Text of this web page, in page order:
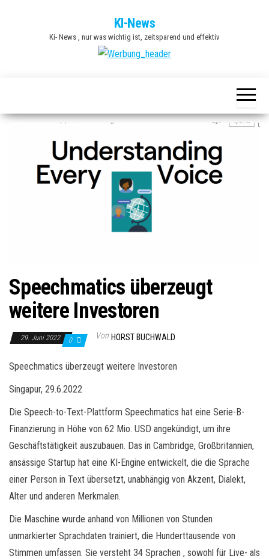
KI-News
Ki- News , nur was wichtig ist, zeitsparend und effektiv
Speechmatics überzeugt
weitere Investoren
29. Juni 2022 0 Von HORST BUCHWALD
Speechmatics überzeugt weitere Investoren
Singapur, 29.6.2022
Die Speech-to-Text-Plattform Speechmatics hat eine Serie-B-
Finanzierung in Höhe von 62 Mio. USD angekündigt, um ihre
Geschäftstätigkeit auszubauen. Das in Cambridge, Großbritannien,
ansässige Startup hat eine KI-Engine entwickelt, die die Sprache
einer Person in Text übersetzt, unabhängig von Akzent, Dialekt,
Alter und anderen Merkmalen.
Die Maschine wurde anhand von Millionen von Stunden
unmarkierter Sprachdaten trainiert, die Hunderttausende von
Stimmen umfassen. Sie versteht 34 Sprachen , sowohl für Live- als